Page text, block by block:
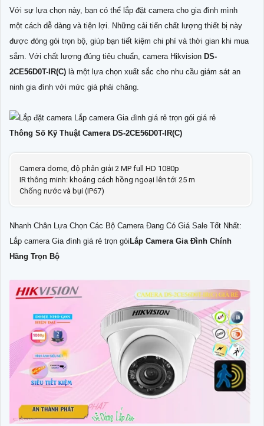
Với sự lựa chọn này, bạn có thể lắp đặt camera cho gia đình mình
một cách dễ dàng và tiện lợi. Những cải tiến chất lượng thiết bị này
được đóng gói trọn bộ, giúp bạn tiết kiệm chi phí và thời gian khi mua
sắm. Với chất lượng đúng tiêu chuẩn, camera Hikvision DS-
2CE56D0T-IR(C) là một lựa chọn xuất sắc cho nhu cầu giám sát an
ninh gia đình với mức giá phải chăng.
Thông Số Kỹ Thuật Camera DS-2CE56D0T-IR(C)
Camera dome, độ phân giải 2 MP full HD 1080p
IR thông minh: khoảng cách hồng ngoại lên tới 25 m
Chống nước và bụi (IP67)
Nhanh Chân Lựa Chọn Các Bộ Camera Đang Có Giá Sale Tốt Nhất:
Lắp camera Gia đình giá rẻ trọn góiLắp Camera Gia Đình Chính
Hãng Trọn Bộ